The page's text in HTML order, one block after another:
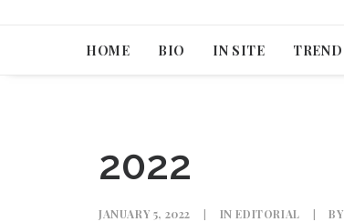
HOME BIO IN SITE TREND
2022
JANUARY 5, 2022 | INEDITORIAL | BY